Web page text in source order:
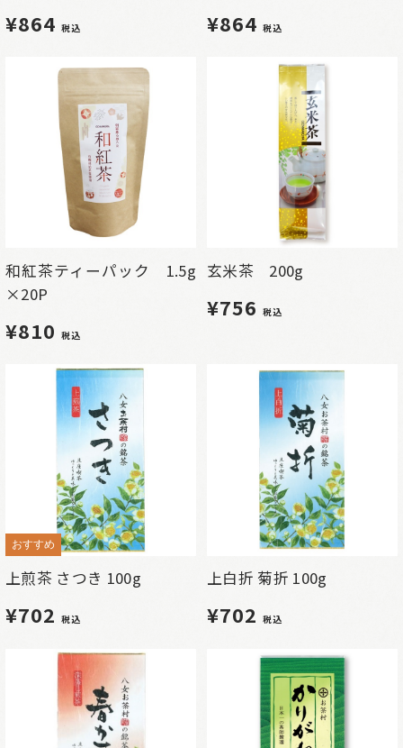
¥864税込 ¥864税込
和紅茶ティーパック 1.5g
×20P
¥810税込
玄米茶 200g
¥756税込
おすすめ
上煎茶 さつき 100g
¥702税込
上白折 菊折 100g
¥702税込